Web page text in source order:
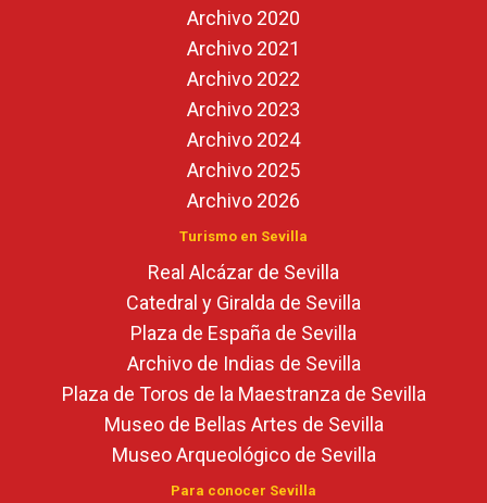
Archivo 2020
Archivo 2021
Archivo 2022
Archivo 2023
Archivo 2024
Archivo 2025
Archivo 2026
Turismo en Sevilla
Real Alcázar de Sevilla
Catedral y Giralda de Sevilla
Plaza de España de Sevilla
Archivo de Indias de Sevilla
Plaza de Toros de la Maestranza de Sevilla
Museo de Bellas Artes de Sevilla
Museo Arqueológico de Sevilla
Para conocer Sevilla